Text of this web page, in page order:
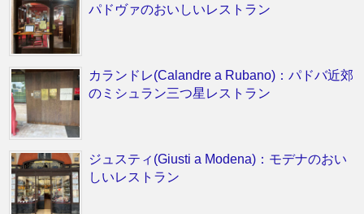
パドヴァのおいしいレストラン
カランドレ(Calandre a Rubano)：パドバ近郊
のミシュラン三つ星レストラン
ジュスティ(Giusti a Modena)：モデナのおい
しいレストラン